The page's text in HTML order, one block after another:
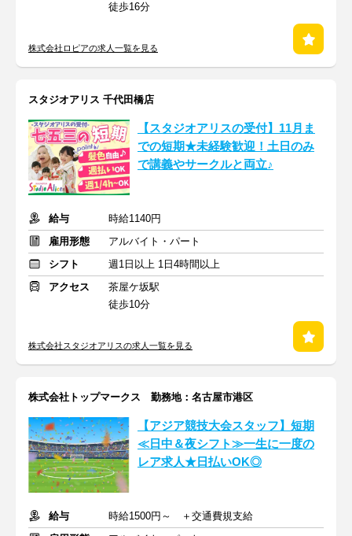
徒歩16分
株式会社ロピアの求人一覧を見る
スタジオアリス 千代田橋店
【スタジオアリスの受付】11月ま
での短期★未経験歓迎！土日のみ
で講義やサークルと両立♪
給与
時給1140円
雇用形態
アルバイト・パート
シフト
週1日以上 1日4時間以上
アクセス
茶屋ケ坂駅
徒歩10分
株式会社スタジオアリスの求人一覧を見る
株式会社トップマークス 勤務地：名古屋市港区
【アジア競技大会スタッフ】短期
≪日中＆夜シフト≫一生に一度の
レア求人★日払いOK◎
給与
時給1500円～ ＋交通費規支給